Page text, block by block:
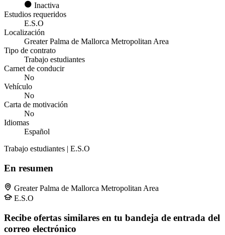
Inactiva
Estudios requeridos
E.S.O
Localización
Greater Palma de Mallorca Metropolitan Area
Tipo de contrato
Trabajo estudiantes
Carnet de conducir
No
Vehículo
No
Carta de motivación
No
Idiomas
Español
Trabajo estudiantes | E.S.O
En resumen
Greater Palma de Mallorca Metropolitan Area
E.S.O
Recibe ofertas similares en tu bandeja de entrada del
correo electrónico